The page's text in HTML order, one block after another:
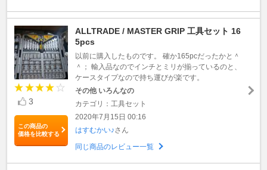
3
この商品の
価格を比較する
ALLTRADE / MASTER GRIP 工具セット 16
5pcs
以前に購入したものです。 確か165pcだったかと＾
＾； 輸入品なのでインチとミリが揃っているのと、
ケースタイプなので持ち運びが楽です。
その他 いろんなの
カテゴリ：工具セット
2020年7月15日 00:16
はすむかい♪さん
同じ商品のレビュー一覧